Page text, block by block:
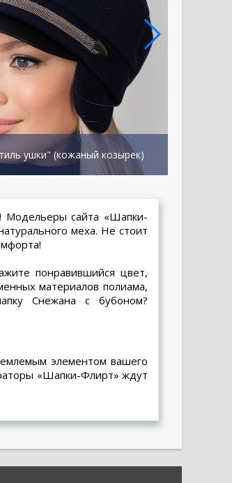
ушки" (кожаный козырек)
Модельеры сайта «Шапки-
меха. Не стоит
понравившийся цвет,
материалов полиама,
Снежана с бубоном?
элементом вашего
«Шапки-Флирт» ждут